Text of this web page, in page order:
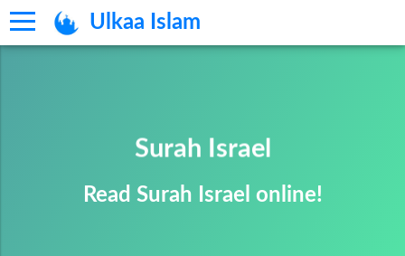
Ulkaa Islam
Surah Israel
Read Surah Israel online!